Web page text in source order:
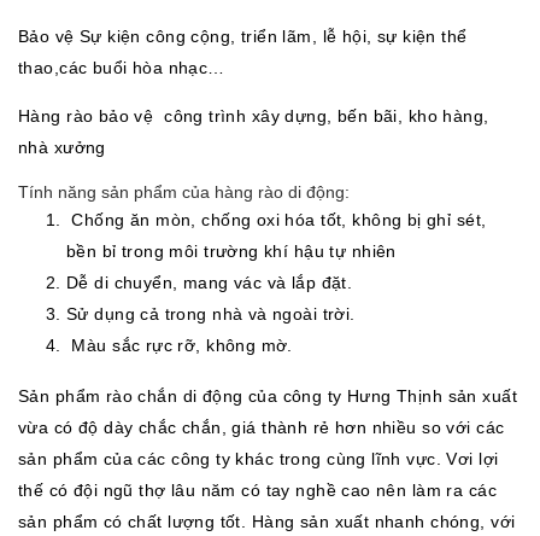
Bảo vệ Sự kiện công cộng, triển lãm, lễ hội, sự kiện thể
thao,các buổi hòa nhạc…
Hàng rào bảo vệ công trình xây dựng, bến bãi, kho hàng,
nhà xưởng
Tính năng sản phẩm của hàng rào di động:
Chống ăn mòn, chống oxi hóa tốt, không bị ghỉ sét,
bền bỉ trong môi trường khí hậu tự nhiên
Dễ di chuyển, mang vác và lắp đặt.
Sử dụng cả trong nhà và ngoài trời.
Màu sắc rực rỡ, không mờ.
Sản phẩm rào chắn di động của công ty Hưng Thịnh sản xuất
vừa có độ dày chắc chắn, giá thành rẻ hơn nhiều so với các
sản phẩm của các công ty khác trong cùng lĩnh vực. Vơi lợi
thế có đội ngũ thợ lâu năm có tay nghề cao nên làm ra các
sản phẩm có chất lượng tốt. Hàng sản xuất nhanh chóng, với